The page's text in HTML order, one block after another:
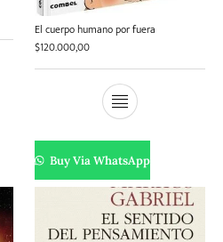
El cuerpo humano por fuera
$120.000,00
Buy Via WhatsApp